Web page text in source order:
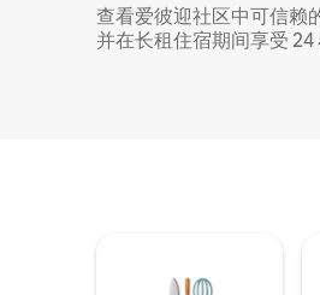
查看爱彼迎社区中可信赖
并在长租住宿期间享受 24